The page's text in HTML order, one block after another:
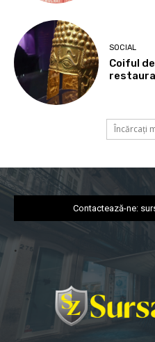
SOCIAL
Coiful
Încărcați
Contactează-ne:
.